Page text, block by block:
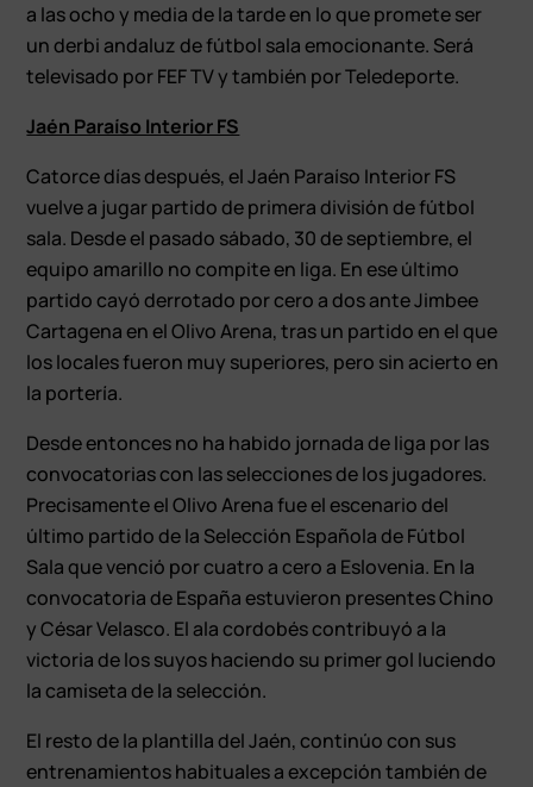
a las ocho y media de la tarde en lo que promete ser
un derbi andaluz de fútbol sala emocionante. Será
televisado por FEF TV y también por Teledeporte.
Jaén Paraíso Interior FS
Catorce días después, el Jaén Paraíso Interior FS
vuelve a jugar partido de primera división de fútbol
sala. Desde el pasado sábado, 30 de septiembre, el
equipo amarillo no compite en liga. En ese último
partido cayó derrotado por cero a dos ante Jimbee
Cartagena en el Olivo Arena, tras un partido en el que
los locales fueron muy superiores, pero sin acierto en
la portería.
Desde entonces no ha habido jornada de liga por las
convocatorias con las selecciones de los jugadores.
Precisamente el Olivo Arena fue el escenario del
último partido de la Selección Española de Fútbol
Sala que venció por cuatro a cero a Eslovenia. En la
convocatoria de España estuvieron presentes Chino
y César Velasco. El ala cordobés contribuyó a la
victoria de los suyos haciendo su primer gol luciendo
la camiseta de la selección.
El resto de la plantilla del Jaén, continúo con sus
entrenamientos habituales a excepción también de